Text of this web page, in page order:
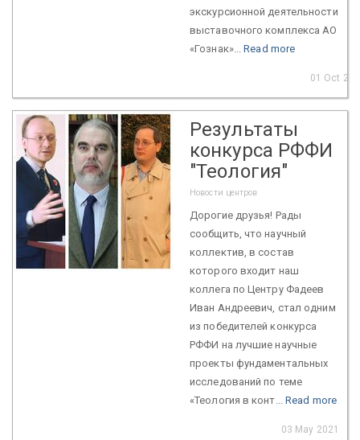
экскурсионной деятельности
выставочного комплекса АО
«Гознак»...Read more
01 Oct
Результаты
конкурса РФФИ
"Теология"
Новости центров
Дорогие друзья! Рады
сообщить, что научный
коллектив, в состав
которого входит наш
коллега по Центру Фадеев
Иван Андреевич, стал одним
из победителей конкурса
РФФИ на лучшие научные
проекты фундаментальных
исследований по теме
«Теология в конт... Read more
03 May 2021